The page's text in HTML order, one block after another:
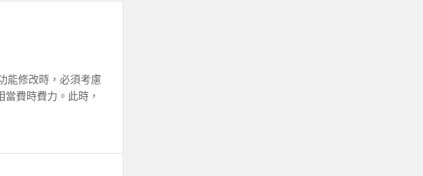
能修改時，必須考慮
費時費力。此時，